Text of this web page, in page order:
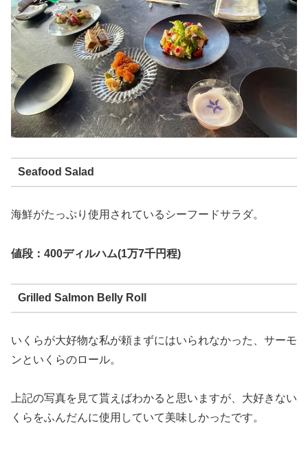
Seafood Salad
海鮮がたっぷり使用されているシーフードサラダ。
値段：400ディルハム(1万7千円程)
Grilled Salmon Belly Roll
いくらが大好物な私が頼まずにはいられなかった、サーモ
ンといくらのロール。
上記の写真を見て貰えばわかると思いますが、大好きない
くらをふんだんに使用していて美味しかったです。